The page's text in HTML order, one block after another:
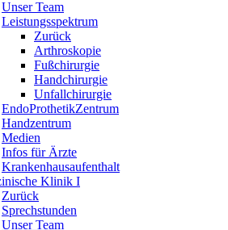
Unser Team
Leistungsspektrum
Zurück
Arthroskopie
Fußchirurgie
Handchirurgie
Unfallchirurgie
EndoProthetikZentrum
Handzentrum
Medien
Infos für Ärzte
Krankenhausaufenthalt
Klinik I
Zurück
Sprechstunden
Unser Team